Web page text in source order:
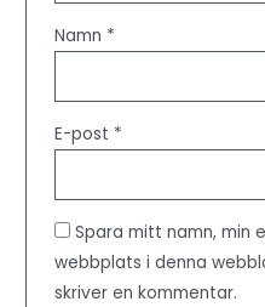
Namn *
E-post *
Spara mitt namn, min
webbplats i denna
skriver en kommentar.